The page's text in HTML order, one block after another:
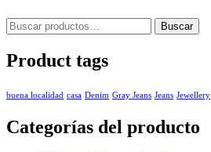
Buscar
por:
Buscar
Product tags
buena localidad casa Denim Gray Jeans Jeans Jewellery
Categorías del producto